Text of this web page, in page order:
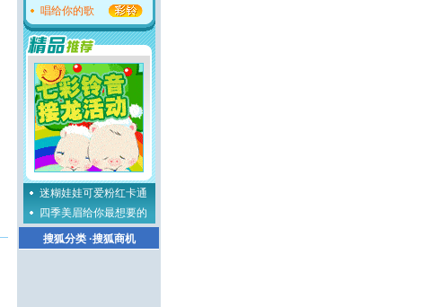
唱给你的歌
迷糊娃娃可爱粉红卡通
四季美眉给你最想要的
搜狐分类·搜狐商机